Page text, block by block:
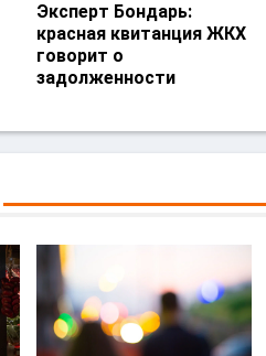
Эксперт Бондарь:
красная квитанция ЖКХ
говорит о
задолженности